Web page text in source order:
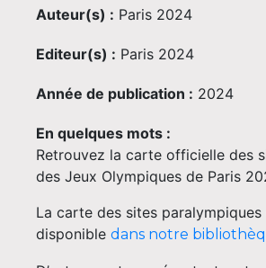
Auteur(s) : Paris 2024
Editeur(s) : Paris 2024
Année de publication : 2024
En quelques mots :
Retrouvez la carte officielle des
des Jeux Olympiques de Paris
La carte des sites paralympiques
disponible dans notre